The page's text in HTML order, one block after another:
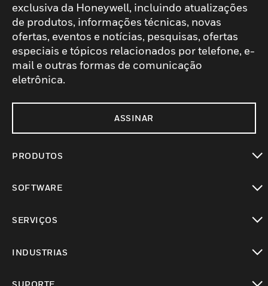
exclusiva da Honeywell, incluindo atualizações
de produtos, informações técnicas, novas
ofertas, eventos e notícias, pesquisas, ofertas
especiais e tópicos relacionados por telefone, e-
mail e outras formas de comunicação
eletrônica.
ASSINAR
PRODUTOS
SOFTWARE
SERVIÇOS
INDUSTRIAS